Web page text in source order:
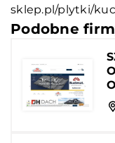
sklep.pl/plytki/
Podobne